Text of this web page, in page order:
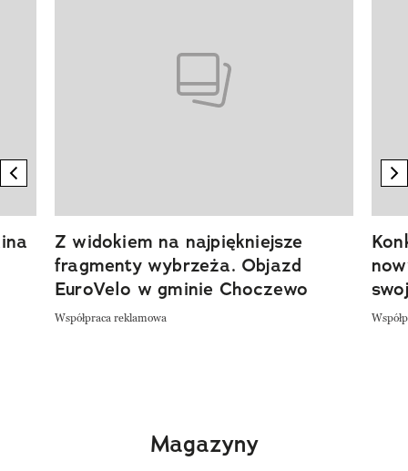
previous element
Z widokiem na najpiękniejsze
fragmenty wybrzeża. Objazd
EuroVelo w gminie Choczewo
Współpraca reklamowa
Magazyny